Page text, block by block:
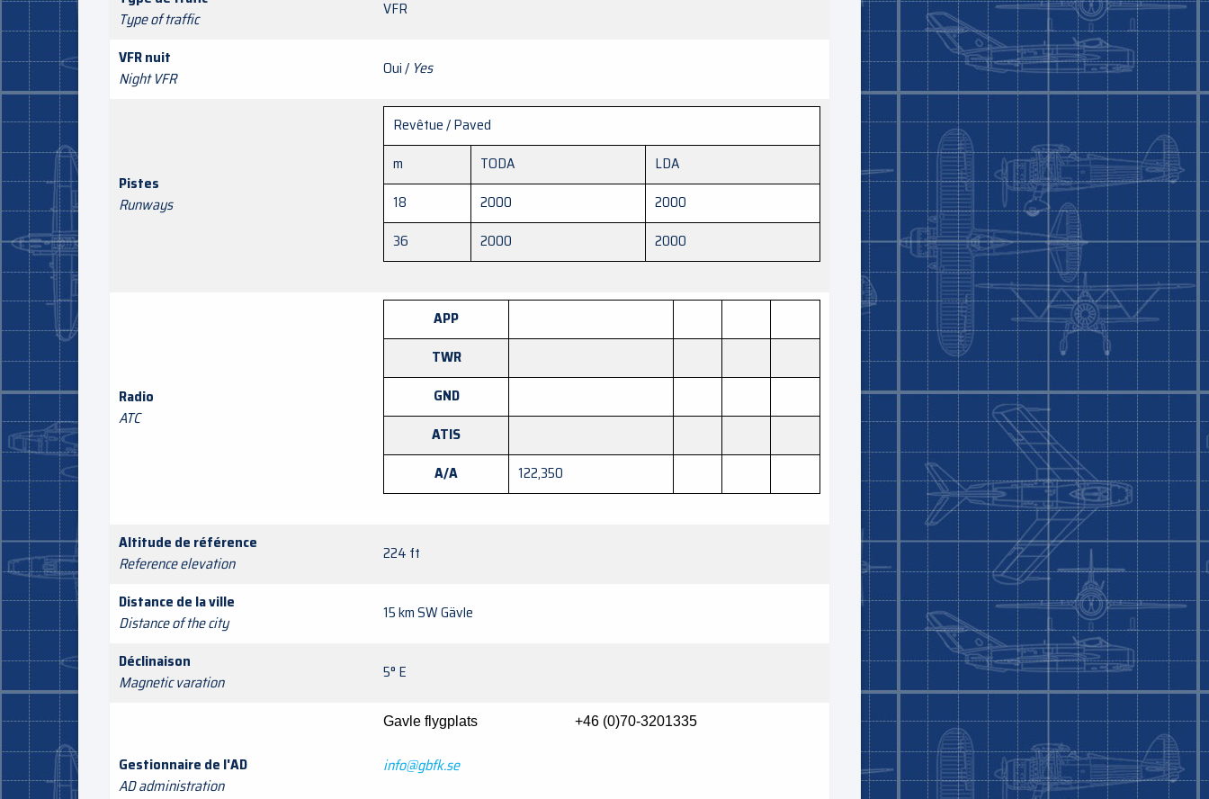
Type of traffic
VFR
VFR nuit
Night VFR
Oui / Yes
Pistes
Runways
Revêtue / Paved
m
TODA
LDA
18
2000
2000
36
2000 2000
Radio
ATC
APP
TWR
GND
ATIS
A/A
122,350
Altitude de référence
Reference elevation
224 ft
Distance de la ville
Distance of the city
15 km SW Gävle
Déclinaison
Magnetic varation
5° E
Gestionnaire de l'AD
AD administration
Gavle flygplats +46 (0)70-3201335
info@gbfk.se